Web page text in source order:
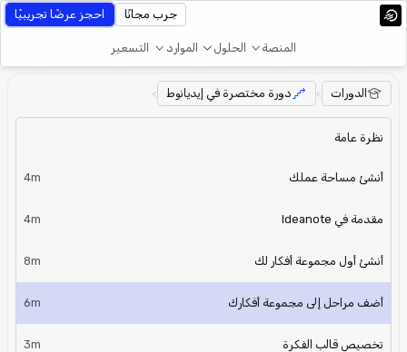
المنصة الحلول الموارد التسعير
جرب مجانًا احجز عرضًا تجريبيًا
الدورات > دورة مختصرة في إيديانوط >
نظرة عامة
أنشئ مساحة عملك 4m
مقدمة في Ideanote 4m
أنشئ أول مجموعة أفكار لك 8m
أضف مراحل إلى مجموعة أفكارك 6m
تخصيص قالب الفكرة 3m